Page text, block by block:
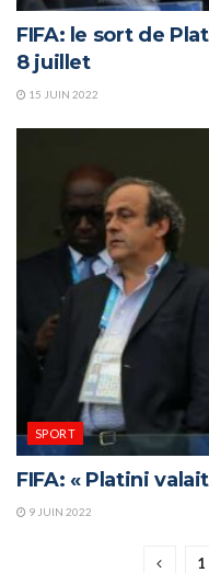
FIFA: le sort de
8 juillet
15 JUIN 2022
SPORT
FIFA: « Platini
9 JUIN 2022
1